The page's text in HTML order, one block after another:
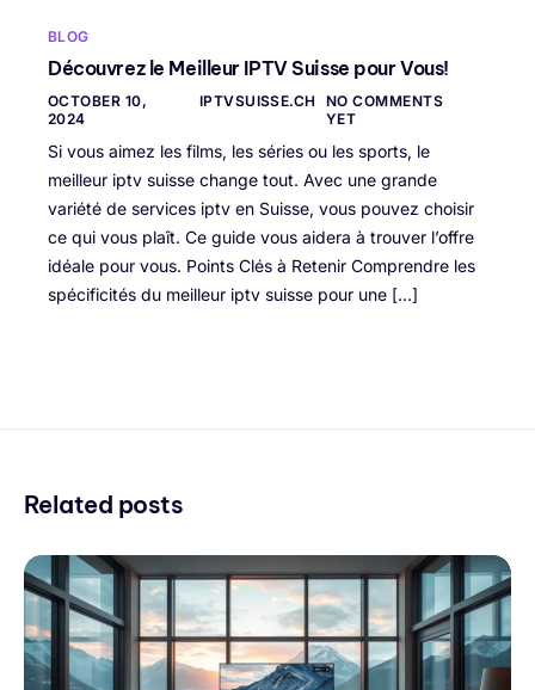
BLOG
Découvrez le Meilleur IPTV Suisse pour Vous!
OCTOBER 10,
2024
IPTVSUISSE.CH
NO COMMENTS
YET
Si vous aimez les films, les séries ou les sports, le
meilleur iptv suisse change tout. Avec une grande
variété de services iptv en Suisse, vous pouvez choisir
ce qui vous plaît. Ce guide vous aidera à trouver l’offre
idéale pour vous. Points Clés à Retenir Comprendre les
spécificités du meilleur iptv suisse pour une […]
Related posts